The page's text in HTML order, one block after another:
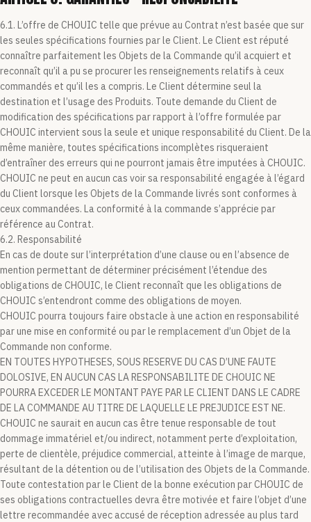
6.1. L’offre de CHOUIC telle que prévue au Contrat n’est basée que sur
les seules spécifications fournies par le Client. Le Client est réputé
connaître parfaitement les Objets de la Commande qu’il acquiert et
reconnaît qu’il a pu se procurer les renseignements relatifs à ceux
commandés et qu’il les a compris. Le Client détermine seul la
destination et l’usage des Produits. Toute demande du Client de
modification des spécifications par rapport à l’offre formulée par
CHOUIC intervient sous la seule et unique responsabilité du Client. De la
même manière, toutes spécifications incomplètes risqueraient
d’entraîner des erreurs qui ne pourront jamais être imputées à CHOUIC.
CHOUIC ne peut en aucun cas voir sa responsabilité engagée à l’égard
du Client lorsque les Objets de la Commande livrés sont conformes à
ceux commandées. La conformité à la commande s’apprécie par
référence au Contrat.
6.2. Responsabilité
En cas de doute sur l’interprétation d’une clause ou en l’absence de
mention permettant de déterminer précisément l’étendue des
obligations de CHOUIC, le Client reconnaît que les obligations de
CHOUIC s’entendront comme des obligations de moyen.
CHOUIC pourra toujours faire obstacle à une action en responsabilité
par une mise en conformité ou par le remplacement d’un Objet de la
Commande non conforme.
EN TOUTES HYPOTHESES, SOUS RESERVE DU CAS D’UNE FAUTE
DOLOSIVE, EN AUCUN CAS LA RESPONSABILITE DE CHOUIC NE
POURRA EXCEDER LE MONTANT PAYE PAR LE CLIENT DANS LE CADRE
DE LA COMMANDE AU TITRE DE LAQUELLE LE PREJUDICE EST NE.
CHOUIC ne saurait en aucun cas être tenue responsable de tout
dommage immatériel et/ou indirect, notamment perte d’exploitation,
perte de clientèle, préjudice commercial, atteinte à l’image de marque,
résultant de la détention ou de l’utilisation des Objets de la Commande.
Toute contestation par le Client de la bonne exécution par CHOUIC de
ses obligations contractuelles devra être motivée et faire l’objet d’une
lettre recommandée avec accusé de réception adressée au plus tard